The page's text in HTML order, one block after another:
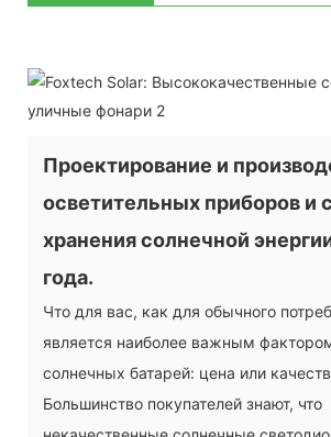
Проектирование и
осветительных приборов и
хранения солнечной
года.
Что для вас, как для обычного
является наиболее важным
солнечных батарей: цена или
Большинство покупателей знают, что